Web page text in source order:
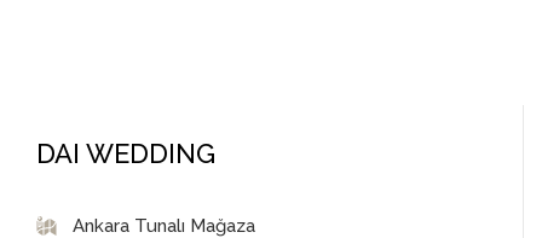
DAI WEDDING
Ankara Tunalı Mağaza